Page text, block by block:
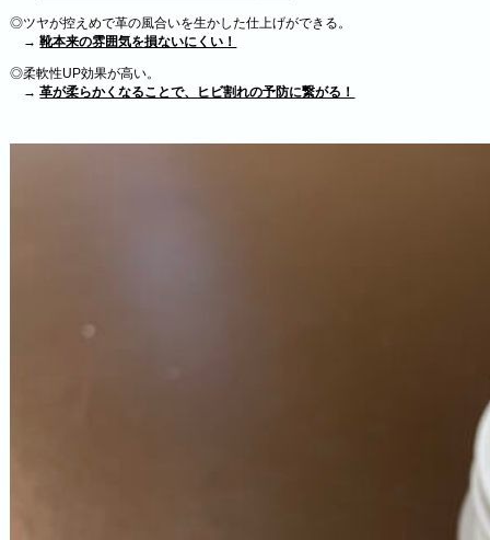
◎ツヤが控えめで革の風合いを生かした仕上げができる。
→靴本来の雰囲気を損ないにくい！
◎柔軟性UP効果が高い。
→革が柔らかくなることで、ヒビ割れの予防に繋がる！